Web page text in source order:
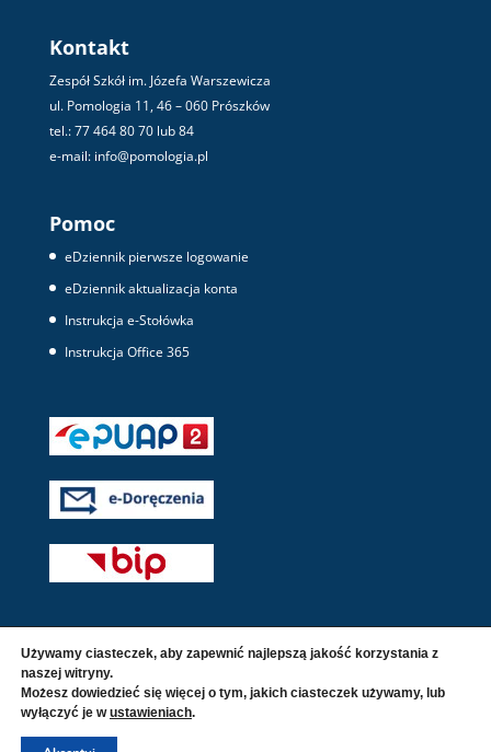
Kontakt
Zespół Szkół im. Józefa Warszewicza
ul. Pomologia 11, 46 – 060 Prószków
tel.: 77 464 80 70 lub 84
e-mail: info@pomologia.pl
Pomoc
eDziennik pierwsze logowanie
eDziennik aktualizacja konta
Instrukcja e-Stołówka
Instrukcja Office 365
© 2016 - 2026 Wszelkie prawa zastrzeżone. |
Używamy ciasteczek, aby zapewnić najlepszą jakość korzystania z
naszej witryny.
Możesz dowiedzieć się więcej o tym, jakich ciasteczek używamy, lub
wyłączyć je wustawieniach.